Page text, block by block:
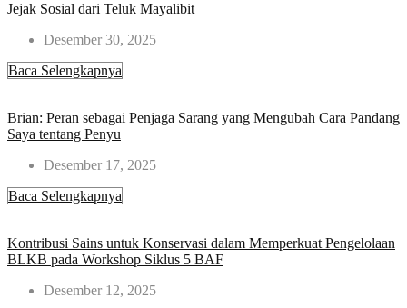
Jejak Sosial dari Teluk Mayalibit​
Desember 30, 2025
Baca Selengkapnya
Brian: Peran sebagai Penjaga Sarang yang Mengubah Cara Pandang
Saya tentang Penyu
Desember 17, 2025
Baca Selengkapnya
Kontribusi Sains untuk Konservasi dalam Memperkuat Pengelolaan
BLKB pada Workshop Siklus 5 BAF​
Desember 12, 2025